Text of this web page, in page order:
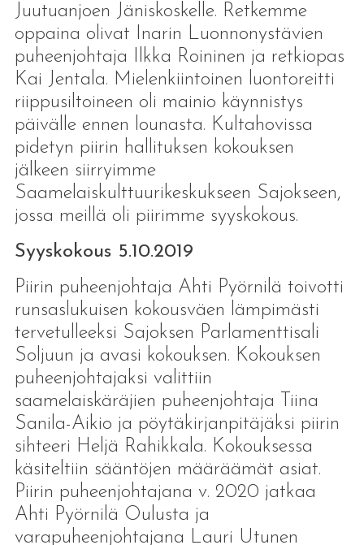
Juutuanjoen Jäniskoskelle. Retkemme
oppaina olivat Inarin Luonnonystävien
puheenjohtaja Ilkka Roininen ja retkiopas
Kai Jentala. Mielenkiintoinen luontoreitti
riippusiltoineen oli mainio käynnistys
päivälle ennen lounasta. Kultahovissa
pidetyn piirin hallituksen kokouksen
jälkeen siirryimme
Saamelaiskulttuurikeskukseen Sajokseen,
jossa meillä oli piirimme syyskokous.
Syyskokous 5.10.2019
Piirin puheenjohtaja Ahti Pyörnilä toivotti
runsaslukuisen kokousväen lämpimästi
tervetulleeksi Sajoksen Parlamenttisali
Soljuun ja avasi kokouksen. Kokouksen
puheenjohtajaksi valittiin
saamelaiskäräjien puheenjohtaja Tiina
Sanila-Aikio ja pöytäkirjanpitäjäksi piirin
sihteeri Heljä Rahikkala. Kokouksessa
käsiteltiin sääntöjen määräämät asiat.
Piirin puheenjohtajana v. 2020 jatkaa
Ahti Pyörnilä Oulusta ja
varapuheenjohtajana Lauri Utunen